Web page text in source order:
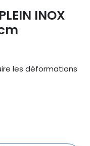
INOX
les déformations